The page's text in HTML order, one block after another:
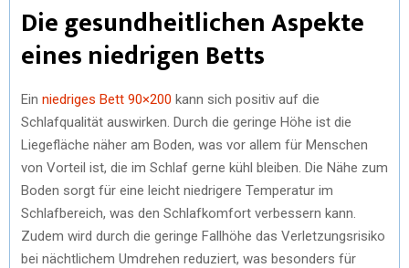
Die gesundheitlichen Aspekte
eines niedrigen Betts
Ein niedriges Bett 90×200 kann sich positiv auf die
Schlafqualität auswirken. Durch die geringe Höhe ist die
Liegefläche näher am Boden, was vor allem für Menschen
von Vorteil ist, die im Schlaf gerne kühl bleiben. Die Nähe zum
Boden sorgt für eine leicht niedrigere Temperatur im
Schlafbereich, was den Schlafkomfort verbessern kann.
Zudem wird durch die geringe Fallhöhe das Verletzungsrisiko
bei nächtlichem Umdrehen reduziert, was besonders für